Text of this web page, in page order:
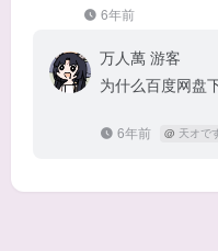
6年前
万人萬 游客
为什么百度网盘
6年前 @ 天オで